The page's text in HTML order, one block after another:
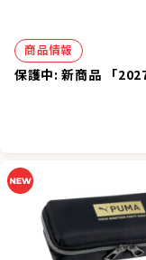
商品情報
保護中: 新商品 「